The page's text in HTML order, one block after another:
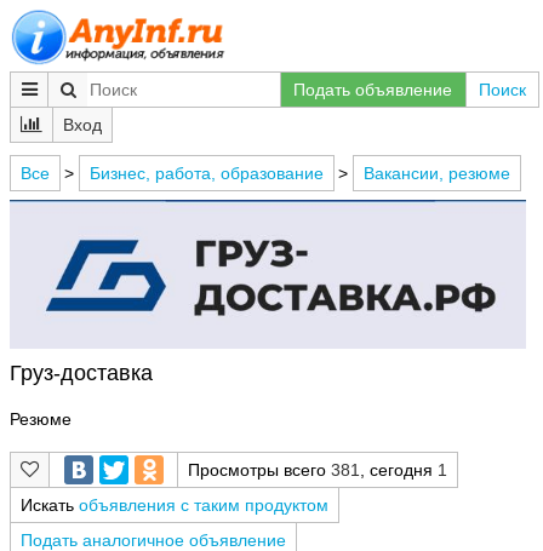
Подать объявление
Поиск
Вход
Все > Бизнес, работа, образование > Вакансии, резюме
Груз-доставка
Резюме
Просмотры всего 381 , сегодня 1
Искать объявления с таким продуктом
Подать аналогичное объявление